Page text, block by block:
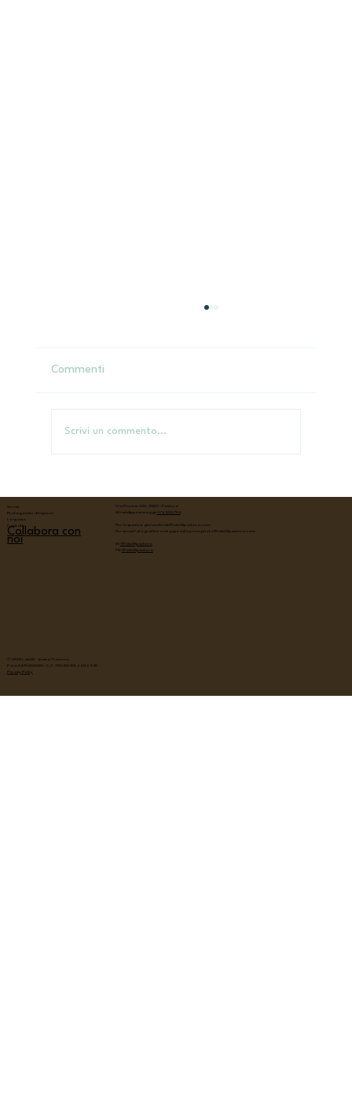
Commenti
Scrivi un commento...
Servizi
Protagoniste d'impresa
Lo spazio
Contatti
Collabora con
noi
Via Piovese 225, 35127 - Padova
WhatsApp messaggi:
376 1253784
Per lo spazio e gli eventi: lab@lab38padova.com
Per servizi fotografici e noleggio sala posa: photo@lab38padova.com
IG:
@lab38padova
FB:
@lab38padova
© 2025 Lab38 - Jessica Traverso
P.iva 04706130285 - C.F. TRVJSC82L66G693R
Privacy Policy